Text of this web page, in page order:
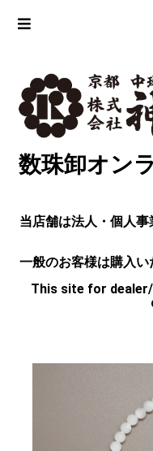
数珠卸オン
当店舗は法人・個人
一般のお客様は購入
This site for